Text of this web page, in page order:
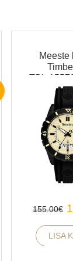
Meeste
155.00€
LISA